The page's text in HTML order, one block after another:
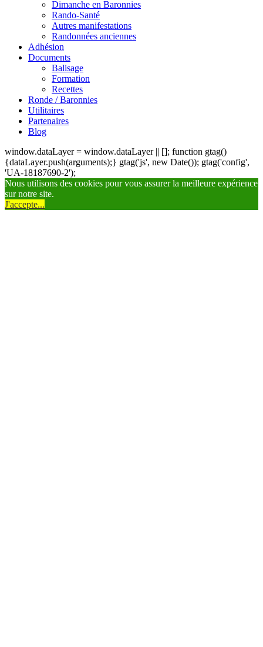
Dimanche en Baronnies
Rando-Santé
Autres manifestations
Randonnées anciennes
Adhésion
Documents
Balisage
Formation
Recettes
Ronde / Baronnies
Utilitaires
Partenaires
Blog
window.dataLayer = window.dataLayer || []; function gtag()
{dataLayer.push(arguments);} gtag('js', new Date()); gtag('config',
'UA-18187690-2');
Nous utilisons des cookies pour vous assurer la meilleure expérience
sur notre site.
J'accepte...